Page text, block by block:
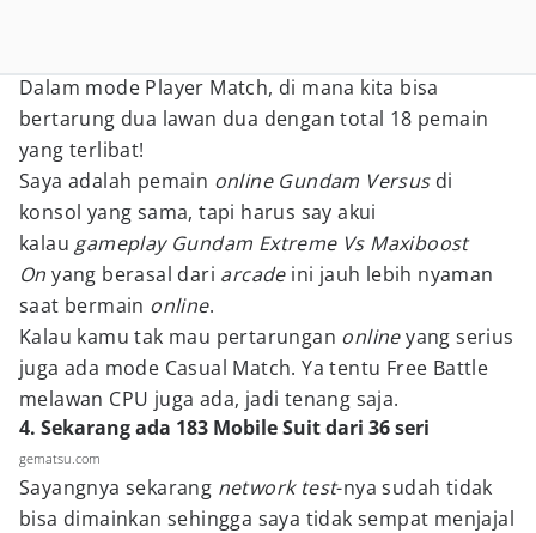
Dalam mode Player Match, di mana kita bisa
bertarung dua lawan dua dengan total 18 pemain
yang terlibat!
Saya adalah pemain online Gundam Versus di
konsol yang sama, tapi harus say akui
kalau gameplay Gundam Extreme Vs Maxiboost
Onyang berasal dari arcade ini jauh lebih nyaman
saat bermain online.
Kalau kamu tak mau pertarungan onlineyang serius
juga ada mode Casual Match. Ya tentu Free Battle
melawan CPU juga ada, jadi tenang saja.
4. Sekarang ada 183 Mobile Suit dari 36 seri
gematsu.com
Sayangnya sekarang network test-nya sudah tidak
bisa dimainkan sehingga saya tidak sempat menjajal